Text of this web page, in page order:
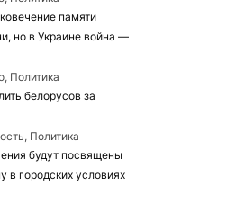
памяти
но в Украине война —
Политика
белорусов за
Политика
будут посвящены
в городских условиях